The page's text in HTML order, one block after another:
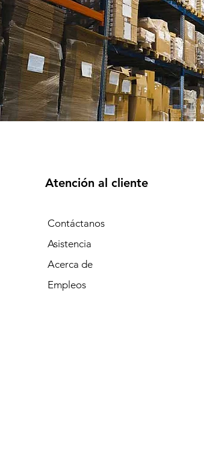
Atención al cliente
Contáctanos
Asistencia
Acerca de
Empleos